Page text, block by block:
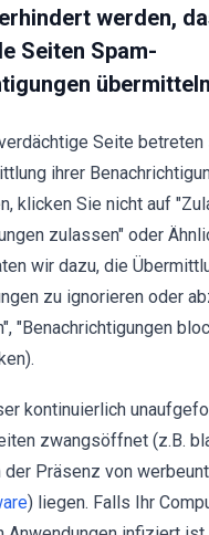
werden,
Seiten Spam-
Seite
ihrer
klicken Sie nicht auf
zulassen" oder
wir dazu, die
zu ignorieren oder
"Benachrichtigungen
kontinuierlich
zwangsöffnet (z.B.
der Präsenz von
) liegen. Falls Ihr